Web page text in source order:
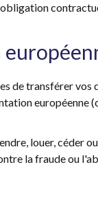
transférer
louer,
la fraude ou